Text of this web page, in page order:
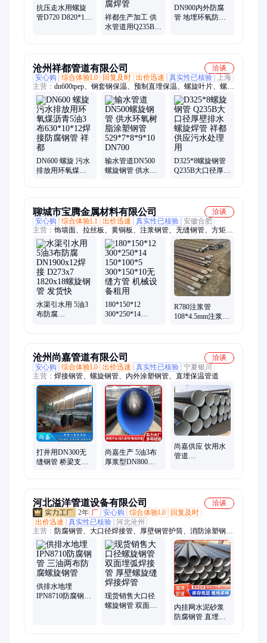
抗压走水用螺旋
管D720 D820*10
祥都生产加工 供
水管道用Q235B螺
DN900内外防腐
管 地埋环氧防腐
沧州祥都管道有限公司
洽谈
安心购
综合体验L0 回复及时 出价迅速 真实性已核验
上海
主营： dn600tpep、钢套钢保温、预制直埋保温、螺旋叶片、螺旋
焊管、缝焊接钢管、焊接钢管一米、涂塑复合钢管、螺旋保温钢
管、沥青防腐螺旋、涂塑螺旋钢管、螺旋焊接钢管、保温螺旋钢
管、发泡保温钢管、保温钢管一米、聚乙烯保温管
DN600 螺旋 污水
排放用环氧煤沥
输水管道DN500
螺旋钢管 供水环
D325*8螺旋钢管
Q235B大口径厚壁
聊城市宝腾金属材料有限公司
洽谈
安心购
综合体验L1 出价迅速 真实性已核验 安徽合肥
主营： 饰墙面、拉丝板、黄铜板、注浆钢管、无缝钢管、方矩
管、钢花管、装饰管、镜面板、冷轧板、白钢板、配电柜、雨水
槽、黄铜排、防滑铝、排水水槽、接地铝排、光伏支架、铝瓦楞
板、厚壁方管、铝合金板、彩涂铝板、无缝方管、耐腐蚀钢板、
无缝灌浆管
水渠引水用 5油3
布防腐
180*150*12
300*250*14
用
R780注浆管
108*4.5mm注浆钢
沧州尚嘉管道有限公司
洽谈
安心购
综合体验L0 出价迅速 真实性已核验 宁夏银川
主营： 焊接钢管、螺旋钢管、内外涂塑钢管、直埋保温管道
打井用DN300无
缝钢管 桥梁支柱
尚嘉生产 5油3布
厚浆型DN800螺
尚嘉供应 饮用水
管道
河北溢洋管道设备有限公司
洽谈
2年 厂 安心购 综合体验L0
回复及时
出价迅速
真实性已核验 河北沧州
主营： 防腐钢管、大口径焊接管、厚壁钢管护筒、消防涂塑钢
管、大口径厚壁钢管、大口径涂塑钢管、输送管道、粉末防腐管
供排水地埋
IPN8710防腐钢管
现货销售大口径
螺旋钢管 双面埋
内挂网水泥砂浆
防腐钢管 直埋环